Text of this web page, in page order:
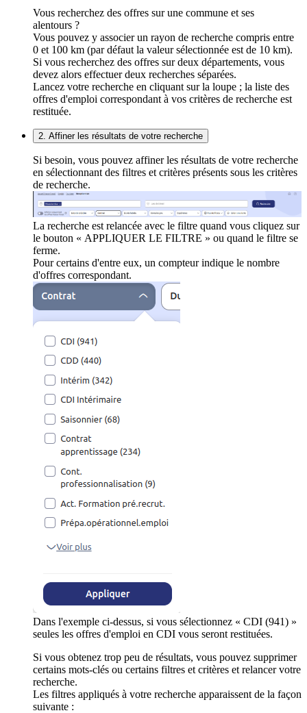
Vous recherchez des offres sur une commune et ses
alentours ?
Vous pouvez y associer un rayon de recherche compris entre
0 et 100 km (par défaut la valeur sélectionnée est de 10 km).
Si vous recherchez des offres sur deux départements, vous
devez alors effectuer deux recherches séparées.
Lancez votre recherche en cliquant sur la loupe ; la liste des
offres d'emploi correspondant à vos critères de recherche est
restituée.
2. Affiner les résultats de votre recherche
Si besoin, vous pouvez affiner les résultats de votre recherche
en sélectionnant des filtres et critères présents sous les critères
de recherche.
La recherche est relancée avec le filtre quand vous cliquez sur
le bouton « APPLIQUER LE FILTRE » ou quand le filtre se
ferme.
Pour certains d'entre eux, un compteur indique le nombre
d'offres correspondant.
Dans l'exemple ci-dessus, si vous sélectionnez « CDI (941) »
seules les offres d'emploi en CDI vous seront restituées.
Si vous obtenez trop peu de résultats, vous pouvez supprimer
certains mots-clés ou certains filtres et critères et relancer votre
recherche.
Les filtres appliqués à votre recherche apparaissent de la façon
suivante :